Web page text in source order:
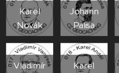
Karel
Novák
Johann
Palisa
Vladimír
Karel